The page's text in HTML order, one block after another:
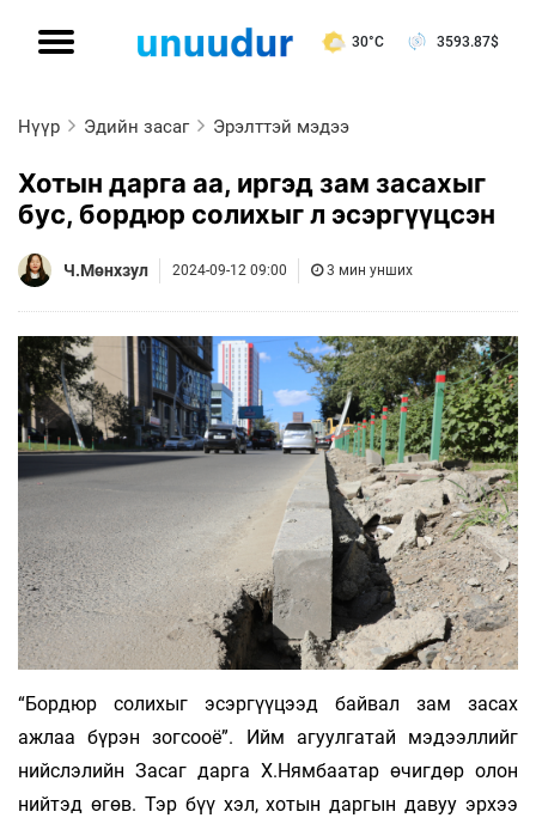
30°C 3593.87$
Нүүр Эдийн засаг Эрэлттэй мэдээ
Хотын дарга аа, иргэд зам засахыг
бус, бордюр солихыг л эсэргүүцсэн
Ч.Мөнхзул 2024-09-12 09:00 3 мин унших
“Бордюр солихыг эсэргүүцээд байвал зам засах
ажлаа бүрэн зогсооё”. Ийм агуулгатай мэдээллийг
нийслэлийн Засаг дарга Х.Нямбаатар өчигдөр олон
нийтэд өгөв. Тэр бүү хэл, хотын даргын давуу эрхээ